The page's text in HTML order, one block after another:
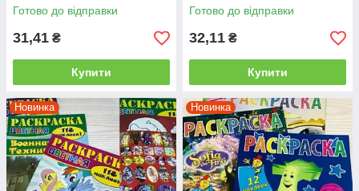
Готово до відправки
31,41 ₴
Купити
Готово до відправки
32,11 ₴
Купити
Новинка Новинка